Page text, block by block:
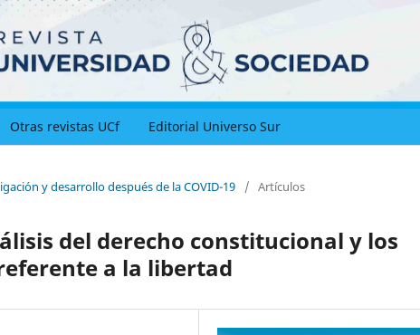
Otras revistas UCf Editorial Universo Sur
y desarrollo después de la COVID-19 / Artículos
del derecho constitucional y los
a la libertad